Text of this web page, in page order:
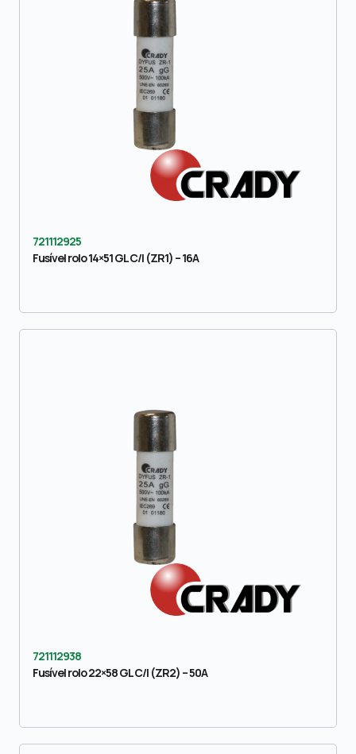
721112925
Fusível rolo 14×51 GL C/I (ZR1) – 16A
721112938
Fusível rolo 22×58 GL C/I (ZR2) – 50A